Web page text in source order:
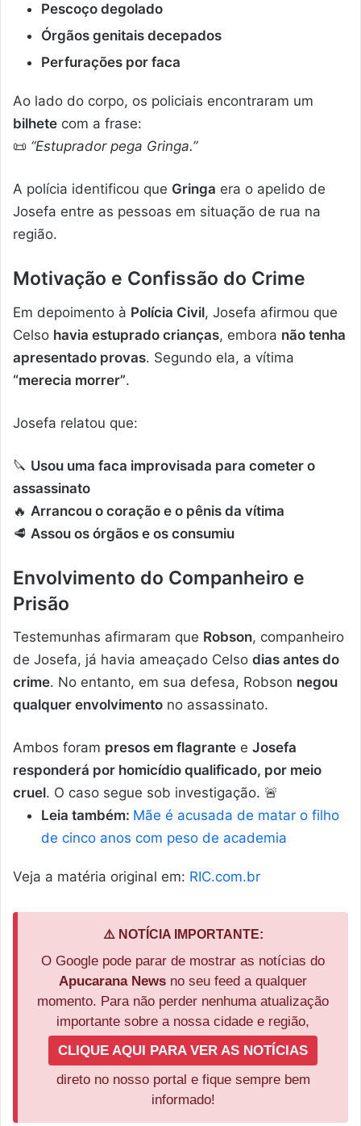
Pescoço degolado
Órgãos genitais decepados
Perfurações por faca
Ao lado do corpo, os policiais encontraram um
bilhete com a frase:
📜 “Estuprador pega Gringa.”
A polícia identificou que Gringa era o apelido de
Josefa entre as pessoas em situação de rua na
região.
Motivação e Confissão do Crime
Em depoimento à Polícia Civil, Josefa afirmou que
Celso havia estuprado crianças, embora não tenha
apresentado provas. Segundo ela, a vítima
“merecia morrer”.
Josefa relatou que:
🔪 Usou uma faca improvisada para cometer o
assassinato
🔥 Arrancou o coração e o pênis da vítima
🥩 Assou os órgãos e os consumiu
Envolvimento do Companheiro e
Prisão
Testemunhas afirmaram que Robson, companheiro
de Josefa, já havia ameaçado Celso dias antes do
crime. No entanto, em sua defesa, Robson negou
qualquer envolvimento no assassinato.
Ambos foram presos em flagrante e Josefa
responderá por homicídio qualificado, por meio
cruel. O caso segue sob investigação. 🚨
Leia também: Mãe é acusada de matar o filho
de cinco anos com peso de academia
Veja a matéria original em: RIC.com.br
⚠️ NOTÍCIA IMPORTANTE:
O Google pode parar de mostrar as notícias do
Apucarana News no seu feed a qualquer
momento. Para não perder nenhuma atualização
importante sobre a nossa cidade e região,
CLIQUE AQUI PARA VER AS NOTÍCIAS
direto no nosso portal e fique sempre bem
informado!